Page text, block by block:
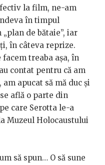
la film, ne-am
în timpul
de bătaie”, iar
în câteva reprize.
facem treaba așa, în
contat pentru că am
apucat să mă duc și
află o parte din
care Serotta le-a
Muzeul Holocaustului
să spun… O să sune